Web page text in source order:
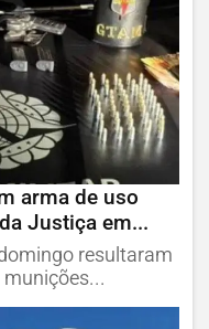
arma de uso
Justiça em...
resultaram